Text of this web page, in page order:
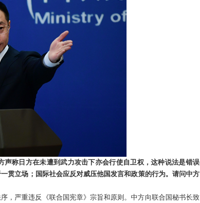
称日方在未遭到武力攻击下亦会行使自卫权，这种说法是错误
贯立场；国际社会应反对威压他国发言和政策的行为。请问中方
，严重违反《联合国宪章》宗旨和原则。中方向联合国秘书长致